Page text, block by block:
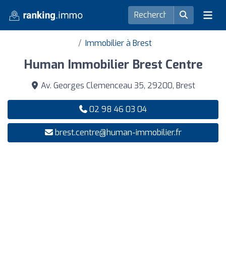
Immobilier à Brest
Human Immobilier Brest Centre
Av. Georges Clemenceau 35, 29200, Brest
02 98 46 03 04
brest.centre@human-immobilier.fr